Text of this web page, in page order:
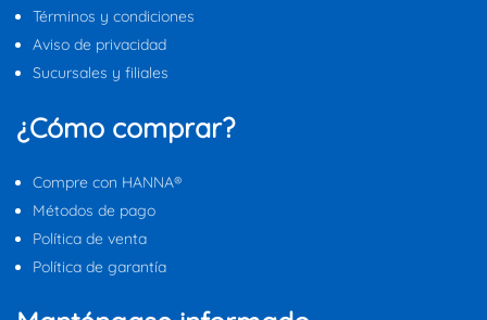
Términos y condiciones
Aviso de privacidad
Sucursales y filiales
¿Cómo comprar?
Compre con HANNA®
Métodos de pago
Política de venta
Política de garantía